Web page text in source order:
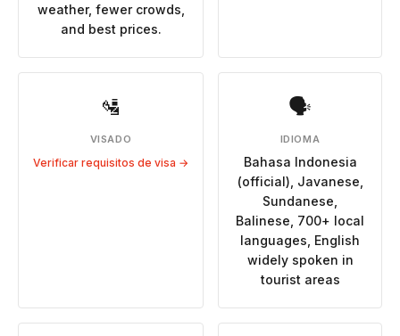
weather, fewer crowds,
and best prices.
🛂
VISADO
Verificar requisitos de visa →
🗣
IDIOMA
Bahasa Indonesia
(official), Javanese,
Sundanese,
Balinese, 700+ local
languages, English
widely spoken in
tourist areas